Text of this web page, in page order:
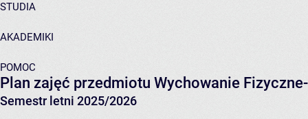
STUDIA
AKADEMIKI
POMOC
Plan zajęć przedmiotu Wychowanie
Semestr letni 2025/2026